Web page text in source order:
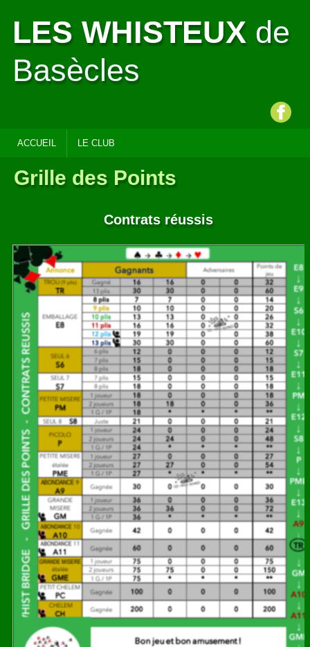
LES WHISTEUX de
Basècles
ACCUEIL LE CLUB
Grille des Points
Contrats réussis